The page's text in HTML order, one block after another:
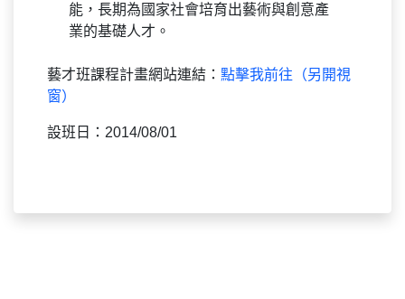
能，長期為國家社會培育出藝術與創意產
業的基礎人才。
藝才班課程計畫網站連結： 點擊我前往（另開視
窗）
設班日：2014/08/01